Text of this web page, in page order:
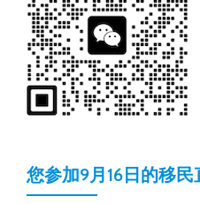
您参加9月16日的移民